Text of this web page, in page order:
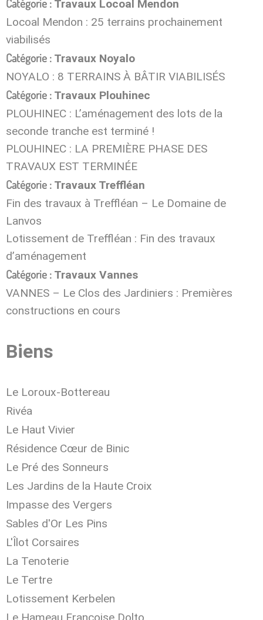
Catégorie : Travaux Locoal Mendon
Locoal Mendon : 25 terrains prochainement
viabilisés
Catégorie : Travaux Noyalo
NOYALO : 8 TERRAINS À BÂTIR VIABILISÉS
Catégorie : Travaux Plouhinec
PLOUHINEC : L’aménagement des lots de la
seconde tranche est terminé !
PLOUHINEC : LA PREMIÈRE PHASE DES
TRAVAUX EST TERMINÉE
Catégorie : Travaux Treffléan
Fin des travaux à Treffléan – Le Domaine de
Lanvos
Lotissement de Treffléan : Fin des travaux
d’aménagement
Catégorie : Travaux Vannes
VANNES – Le Clos des Jardiniers : Premières
constructions en cours
Biens
Le Loroux-Bottereau
Rivéa
Le Haut Vivier
Résidence Cœur de Binic
Le Pré des Sonneurs
Les Jardins de la Haute Croix
Impasse des Vergers
Sables d'Or Les Pins
L'Îlot Corsaires
La Tenoterie
Le Tertre
Lotissement Kerbelen